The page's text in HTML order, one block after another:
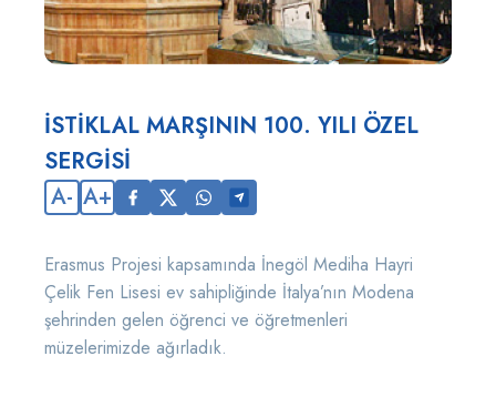
İSTİKLAL MARŞININ 100. YILI ÖZEL
SERGİSİ
A- A+
Erasmus Projesi kapsamında İnegöl Mediha Hayri
Çelik Fen Lisesi ev sahipliğinde İtalya’nın Modena
şehrinden gelen öğrenci ve öğretmenleri
müzelerimizde ağırladık.